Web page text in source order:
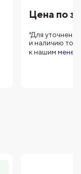
Цена по
*Для
и наличию
к нашим